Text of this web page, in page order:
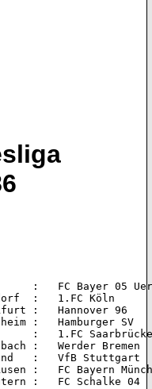
FC Bayer 05 Uerdingen
1.FC Köln 		1:3 (0:2)
96 		1:3 (1:0)
Hamburger SV 		0:1 (0:0)
1.FC Saarbrücken 	3:1
Werder Bremen 		1:2 (0:0)
VfB Stuttgart 		2:0 (0:0)
FC Bayern München 	1:2
:   FC Schalke 04 		0:0